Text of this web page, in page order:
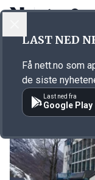
Emne:
LAST NED
Få nett.no som
de siste
Last ned fra
Google Play